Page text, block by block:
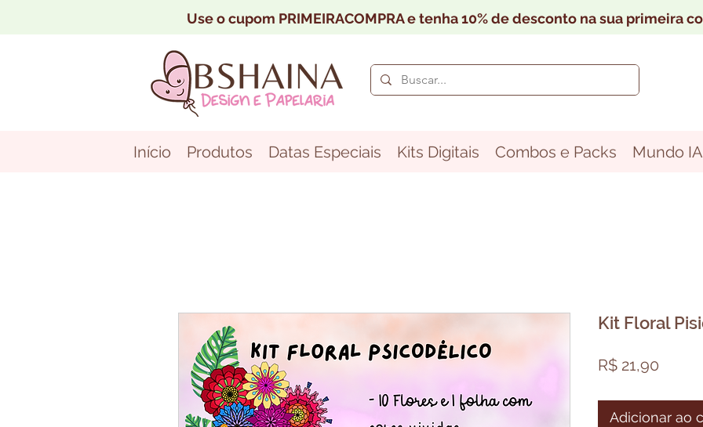
Use o cupom PRIMEIRACOMPRA e tenha 10% de desconto na sua primeira
Kit Floral
R$ 21,90
Adicionar ao
Início Produtos Datas Especiais Kits Digitais Combos e Packs Mundo IA